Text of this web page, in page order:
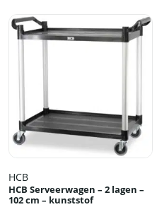
HCB
HCB Serveerwagen – 2 lagen –
102 cm – kunststof